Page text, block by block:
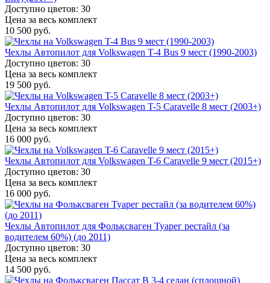
Доступно цветов: 30
Цена за весь комплект
10 500 руб.
Чехлы Автопилот для Volkswagen T-4 Bus 9 мест (1990-2003)
Доступно цветов: 30
Цена за весь комплект
19 500 руб.
Чехлы Автопилот для Volkswagen T-5 Caravelle 8 мест (2003+)
Доступно цветов: 30
Цена за весь комплект
16 000 руб.
Чехлы Автопилот для Volkswagen T-6 Caravelle 9 мест (2015+)
Доступно цветов: 30
Цена за весь комплект
16 000 руб.
Чехлы Автопилот для Фольксваген Туарег рестайл (за
водителем 60%) (до 2011)
Доступно цветов: 30
Цена за весь комплект
14 500 руб.